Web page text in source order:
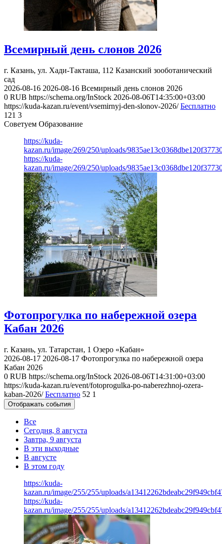
Всемирный день слонов 2026
г. Казань, ул. Хади-Такташа, 112 Казанский зооботанический
сад
2026-08-16 2026-08-16 Всемирный день слонов 2026
0 RUB https://schema.org/InStock 2026-08-06T14:35:00+03:00
https://kuda-kazan.ru/event/vsemirnyj-den-slonov-2026/ Бесплатно
121 3
Советуем Образование
https://kuda-
kazan.ru/image/269/250/uploads/
https://kuda-
kazan.ru/image/269/250/uploads/
Фотопрогулка по набережной озера
Кабан 2026
г. Казань, ул. Татарстан, 1 Озеро «Кабан»
2026-08-17 2026-08-17 Фотопрогулка по набережной озера
Кабан 2026
0 RUB https://schema.org/InStock 2026-08-06T14:31:00+03:00
https://kuda-kazan.ru/event/fotoprogulka-po-naberezhnoj-ozera-
kaban-2026/ Бесплатно 52 1
Отображать события
Все
Сегодня, 8 августа
Завтра, 9 августа
В эти выходные
В августе
В этом году
https://kuda-
kazan.ru/image/255/255/uploads/
https://kuda-
kazan.ru/image/255/255/uploads/